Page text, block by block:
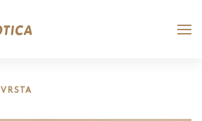
VRSTA